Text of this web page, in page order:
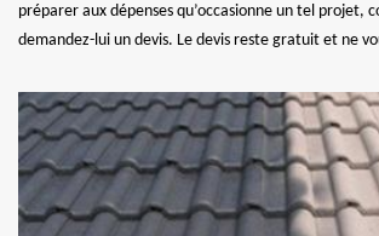
préparer aux dépenses qu’occasionne un tel projet,
demandez-lui un devis. Le devis reste gratuit et ne